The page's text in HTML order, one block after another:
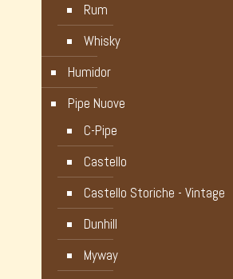
Rum
Whisky
Humidor
Pipe Nuove
C-Pipe
Castello
Castello Storiche - Vintage
Dunhill
Myway